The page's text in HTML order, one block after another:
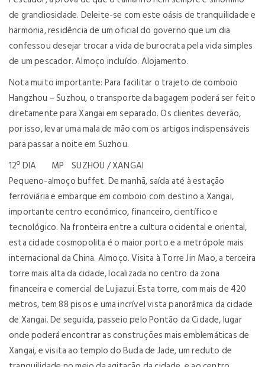
de grandiosidade. Deleite-se com este oásis de tranquilidade e
harmonia, residência de um oficial do governo que um dia
confessou desejar trocar a vida de burocrata pela vida simples
de um pescador. Almoço incluído. Alojamento.
Nota muito importante: Para facilitar o trajeto de comboio
Hangzhou – Suzhou, o transporte da bagagem poderá ser feito
diretamente para Xangai em separado. Os clientes deverão,
por isso, levar uma mala de mão com os artigos indispensáveis
para passar a noite em Suzhou.
12º DIA MP SUZHOU / XANGAI
Pequeno-almoço buffet. De manhã, saída até à estação
ferroviária e embarque em comboio com destino a Xangai,
importante centro económico, financeiro, científico e
tecnológico. Na fronteira entre a cultura ocidental e oriental,
esta cidade cosmopolita é o maior porto e a metrópole mais
internacional da China. Almoço. Visita à Torre Jin Mao, a terceira
torre mais alta da cidade, localizada no centro da zona
financeira e comercial de Lujiazui. Esta torre, com mais de 420
metros, tem 88 pisos e uma incrível vista panorâmica da cidade
de Xangai. De seguida, passeio pelo Pontão da Cidade, lugar
onde poderá encontrar as construções mais emblemáticas de
Xangai, e visita ao templo do Buda de Jade, um reduto de